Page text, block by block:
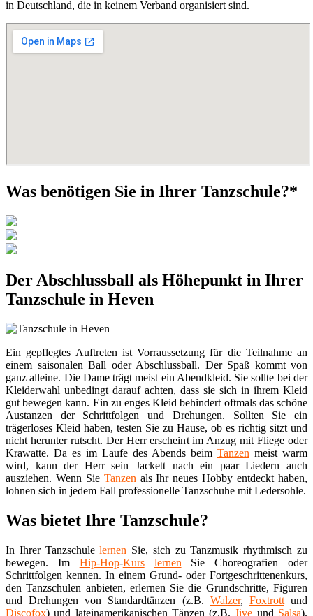
in Deutschland, die in keinem Verband organisiert sind.
Was benötigen Sie in Ihrer Tanzschule?*
Der Abschlussball als Höhepunkt in Ihrer
Tanzschule in Heven
Ein gepflegtes Auftreten ist Vorraussetzung für die Teilnahme an
einem saisonalen Ball oder Abschlussball. Der Spaß kommt von
ganz alleine. Die Dame trägt meist ein Abendkleid. Sie sollte bei der
Kleiderwahl unbedingt darauf achten, dass sie sich in ihrem Kleid
gut bewegen kann. Ein zu enges Kleid behindert oftmals das schöne
Austanzen der Schrittfolgen und Drehungen. Sollten Sie ein
trägerloses Kleid haben, testen Sie zu Hause, ob es richtig sitzt und
nicht herunter rutscht. Der Herr erscheint im Anzug mit Fliege oder
Krawatte. Da es im Laufe des Abends beim Tanzen meist warm
wird, kann der Herr sein Jackett nach ein paar Liedern auch
ausziehen. Wenn Sie Tanzen als Ihr neues Hobby entdeckt haben,
lohnen sich in jedem Fall professionelle Tanzschuhe mit Ledersohle.
Was bietet Ihre Tanzschule?
In Ihrer Tanzschulelernen Sie, sich zu Tanzmusik rhythmisch zu
bewegen. Im Hip-Hop-Kurs lernen Sie Choreografien oder
Schrittfolgen kennen. In einem Grund- oder Fortgeschrittenenkurs,
den Tanzschulen anbieten, erlernen Sie die Grundschritte, Figuren
und Drehungen von Standardtänzen (z.B. Walzer, Foxtrottund
Discofox) und lateinamerikanischen Tänzen (z.B.Jive und Salsa).